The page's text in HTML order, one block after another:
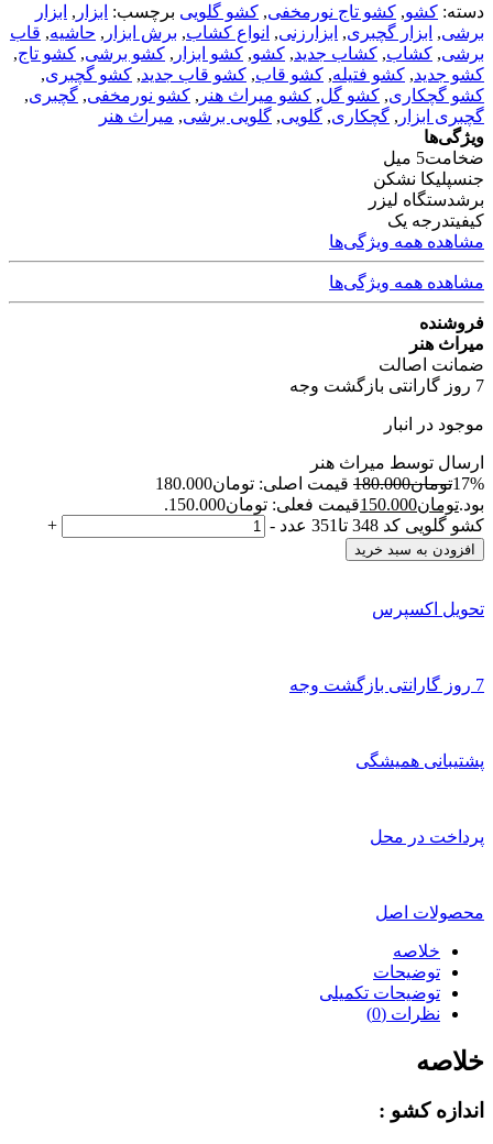
دسته: کشو, کشو تاج نورمخفی, کشو گلویی برچسب: ابزار , ابزار
برشی, ابزار گچبری, ابزارزنی, انواع کشاب, برش ابزار , حاشیه, قاب
برشی, کشاب, کشاب جدید, کشو, کشو ابزار , کشو برشی, کشو تاج,
کشو جدید, کشو فتیله, کشو قاب, کشو قاب جدید, کشو گچبری,
کشو گچکاری, کشو گل, کشو میراث هنر , کشو نورمخفی, گچبری,
گچبری ابزار , گچکاری, گلویی, گلویی برشی, میراث هنر
ویژگی‌ها
ضخامت5 میل
جنسپلیکا نشکن
برشدستگاه لیزر
کیفیتدرجه یک
مشاهده همه ویژگی‌ها
مشاهده همه ویژگی‌ها
فروشنده
میراث هنر
ضمانت اصالت
7 روز گارانتی بازگشت وجه
موجود در انبار
ارسال توسط میراث هنر
17%تومان180.000
قیمت اصلی: تومان180.000
بود.تومان150.000قیمت فعلی: تومان150.000.
کشو گلویی کد 348 تا351 عدد
-
+
افزودن به سبد خرید
تحویل اکسپرس
7 روز گارانتی بازگشت وجه
پشتیبانی همیشگی
پرداخت در محل
محصولات اصل
خلاصه
توضیحات
توضیحات تکمیلی
نظرات (0)
خلاصه
اندازه کشو :